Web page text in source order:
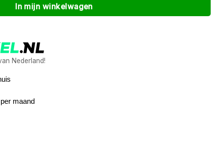
In mijn winkelwagen
Nederland!
maand